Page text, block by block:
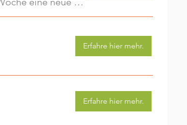
Erfahre hier mehr.
Erfahre hier mehr.